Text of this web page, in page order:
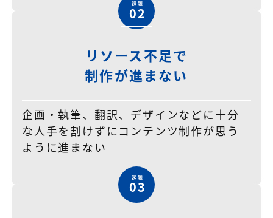
02
リソース不足で
制作が進まない
企画・執筆、翻訳、デザインなどに十分
な人手を割けずにコンテンツ制作が思う
ように進まない
03